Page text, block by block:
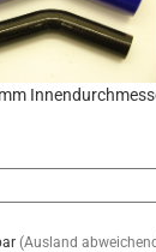
(Ausland